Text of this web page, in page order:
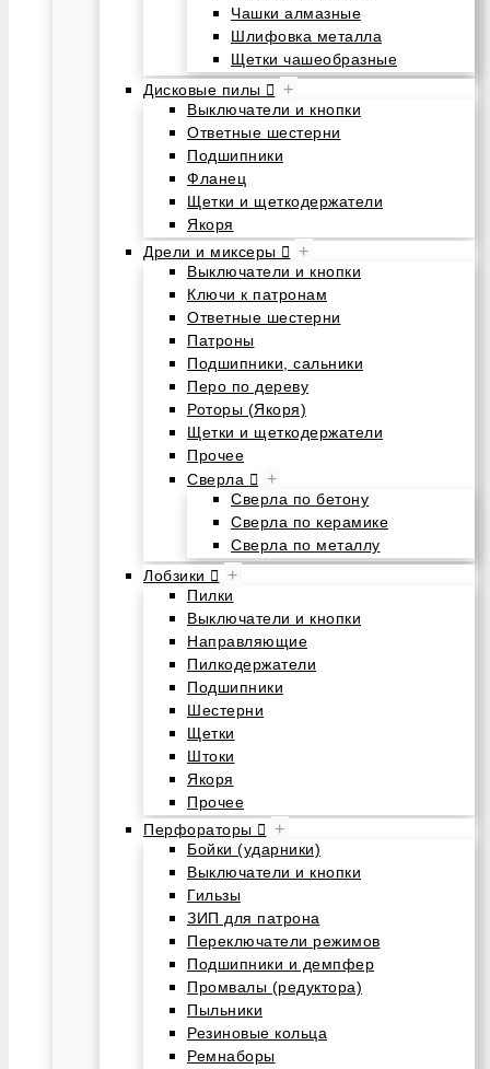
Чашки алмазные
Шлифовка металла
Щетки чашеобразные
Дисковые пилы
+
Выключатели и кнопки
Ответные шестерни
Подшипники
Фланец
Щетки и щеткодержатели
Якоря
Дрели и миксеры
+
Выключатели и кнопки
Ключи к патронам
Ответные шестерни
Патроны
Подшипники, сальники
Перо по дереву
Роторы (Якоря)
Щетки и щеткодержатели
Прочее
Сверла
+
Сверла по бетону
Сверла по керамике
Сверла по металлу
Лобзики
+
Пилки
Выключатели и кнопки
Направляющие
Пилкодержатели
Подшипники
Шестерни
Щетки
Штоки
Якоря
Прочее
Перфораторы
+
Бойки (ударники)
Выключатели и кнопки
Гильзы
ЗИП для патрона
Переключатели режимов
Подшипники и демпфер
Промвалы (редуктора)
Пыльники
Резиновые кольца
Ремнаборы